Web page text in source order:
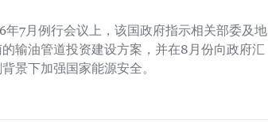
7月例行会议上，该国政府指示相关部委及地
输油管道投资建设方案，并在8月份向政府汇
景下加强国家能源安全。